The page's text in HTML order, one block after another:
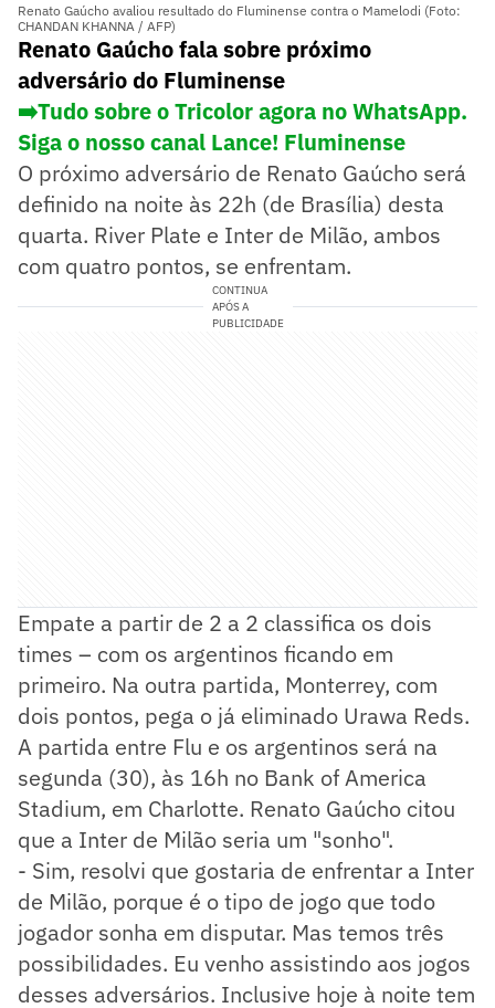
Renato Gaúcho avaliou resultado do Fluminense contra o Mamelodi (Foto:
CHANDAN KHANNA / AFP)
Renato Gaúcho fala sobre próximo
adversário do Fluminense
➡️Tudo sobre o Tricolor agora no WhatsApp.
Siga o nosso canal Lance! Fluminense
O próximo adversário de Renato Gaúcho será
definido na noite às 22h (de Brasília) desta
quarta. River Plate e Inter de Milão, ambos
com quatro pontos, se enfrentam.
CONTINUA
APÓS A
PUBLICIDADE
Empate a partir de 2 a 2 classifica os dois
times – com os argentinos ficando em
primeiro. Na outra partida, Monterrey, com
dois pontos, pega o já eliminado Urawa Reds.
A partida entre Flu e os argentinos será na
segunda (30), às 16h no Bank of America
Stadium, em Charlotte. Renato Gaúcho citou
que a Inter de Milão seria um "sonho".
- Sim, resolvi que gostaria de enfrentar a Inter
de Milão, porque é o tipo de jogo que todo
jogador sonha em disputar. Mas temos três
possibilidades. Eu venho assistindo aos jogos
desses adversários. Inclusive hoje à noite tem